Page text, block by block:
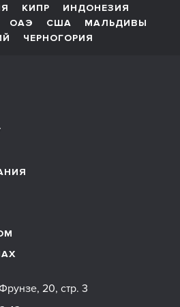
КИПР
ИНДОНЕЗИЯ
ОАЭ США
МАЛЬДИВЫ
ЧЕРНОГОРИЯ
20, стр. 3